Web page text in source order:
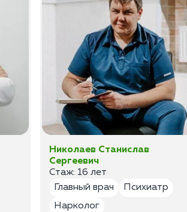
Николаев Станислав
Сергеевич
Стаж: 16 лет
Главный врач
Психиатр
Нарколог